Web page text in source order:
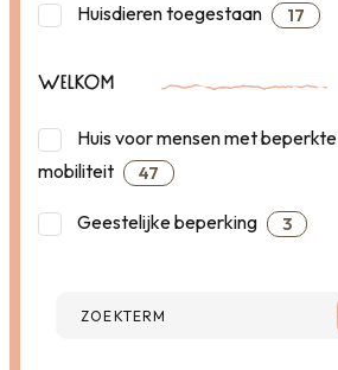
Huisdieren toegestaan 17
WELKOM
Huis voor mensen met beperkte
mobiliteit
47
Geestelijke beperking 3